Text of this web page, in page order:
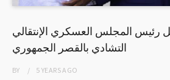
رئيس المجلس العسكري الإنتقالي
التشادي بالقصر الجمهوري
BY 5 YEARSAGO